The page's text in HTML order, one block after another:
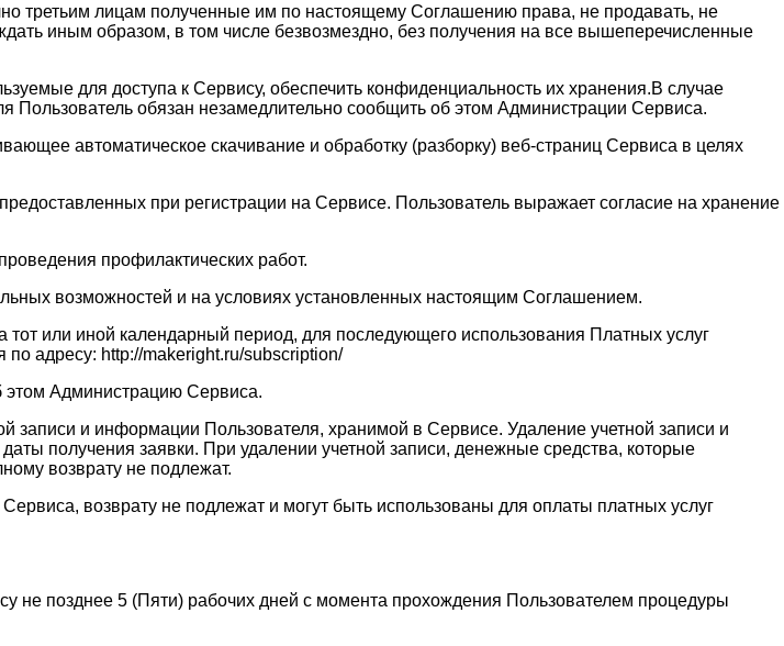
третьим лицам полученные им по настоящему Соглашению права, не продавать, не
иным образом, в том числе безвозмездно, без получения на все вышеперечисленные
для доступа к Сервису, обеспечить конфиденциальность их хранения.В случае
Пользователь обязан незамедлительно сообщить об этом Администрации Сервиса.
автоматическое скачивание и обработку (разборку) веб-страниц Сервиса в целях
при регистрации на Сервисе. Пользователь выражает согласие на хранение
профилактических работ.
возможностей и на условиях установленных настоящим Соглашением.
или иной календарный период, для последующего использования Платных услуг
адресу: http://makeright.ru/subscription/
этом Администрацию Сервиса.
записи и информации Пользователя, хранимой в Сервисе. Удаление учетной записи и
получения заявки. При удалении учетной записи, денежные средства, которые
возврату не подлежат.
возврату не подлежат и могут быть использованы для оплаты платных услуг
не позднее 5 (Пяти) рабочих дней с момента прохождения Пользователем процедуры